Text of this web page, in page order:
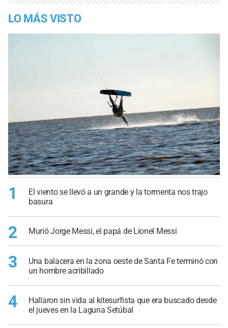
LO MÁS VISTO
1
El viento se llevó a un grande y la tormenta nos trajo
basura
2 Murió Jorge Messi, el papá de Lionel Messi
3
Una balacera en la zona oeste de Santa Fe terminó con
un hombre acribillado
4
Hallaron sin vida al kitesurfista que era buscado desde
el jueves en la Laguna Setúbal